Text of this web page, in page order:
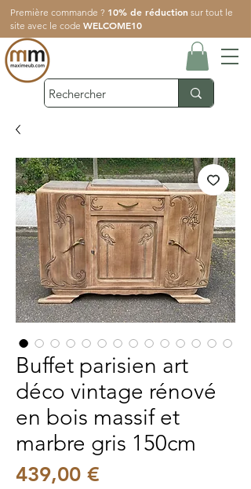
Première commande ? 10% de réduction sur tout le
site avec le code WELCOME10
Buffet parisien art
déco vintage rénové
en bois massif et
marbre gris 150cm
439,00 €